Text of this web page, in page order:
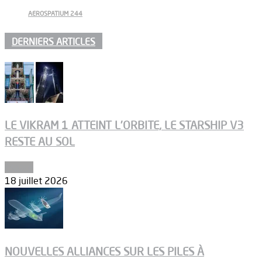
AEROSPATIUM 244
DERNIERS ARTICLES
LE VIKRAM 1 ATTEINT L’ORBITE, LE STARSHIP V3
RESTE AU SOL
18 juillet 2026
NOUVELLES ALLIANCES SUR LES PILES À